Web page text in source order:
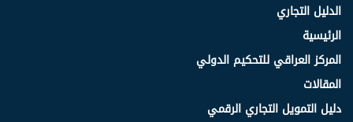
الدليل التجاري
الرئيسية
المركز العراقي للتحكيم الدولي
المقالات
دليل التمويل التجاري الرقمي